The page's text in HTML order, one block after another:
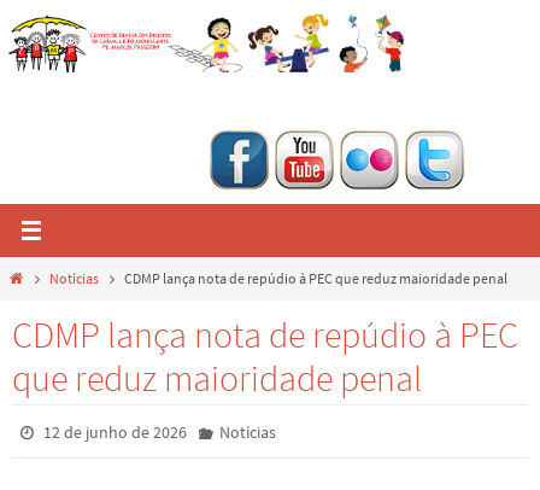
Skip
to
content
HomeNotícias CDMP lança nota de repúdio à PEC que reduz maioridade penal
CDMP lança nota de repúdio à PEC
que reduz maioridade penal
12 de junho de 2026 Notícias